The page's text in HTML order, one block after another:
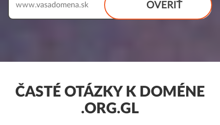
OVERIŤ
www.
ČASTÉ OTÁZKY K DOMÉNE
.ORG.GL